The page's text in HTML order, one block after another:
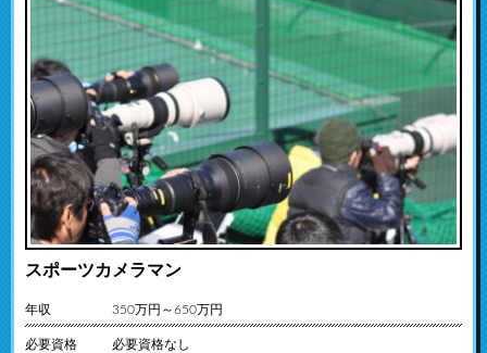
スポーツカメラマン
年収 350万円～650万円
必要資格 必要資格なし